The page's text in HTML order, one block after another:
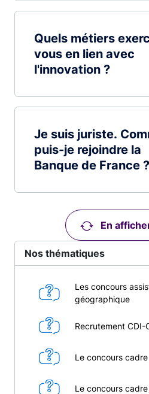
Nos thématiques
Les concours
géographique
Recrutement CDI-
Le concours cadre
Le concours
Quels métiers
vous en lien avec
l'innovation ?
Je suis juriste.
puis-je rejoindre la
Banque de France ?
En